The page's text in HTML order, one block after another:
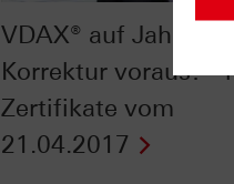
VDAX® auf
Korrektur voraus? -
Zertifikate vom
21.04.2017